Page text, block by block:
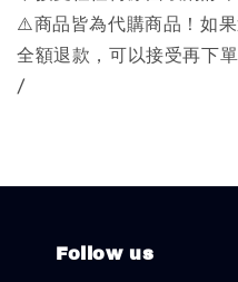
⚠️商品皆為代購商品！如
全額退款，可以接受再下單
/
Follow us